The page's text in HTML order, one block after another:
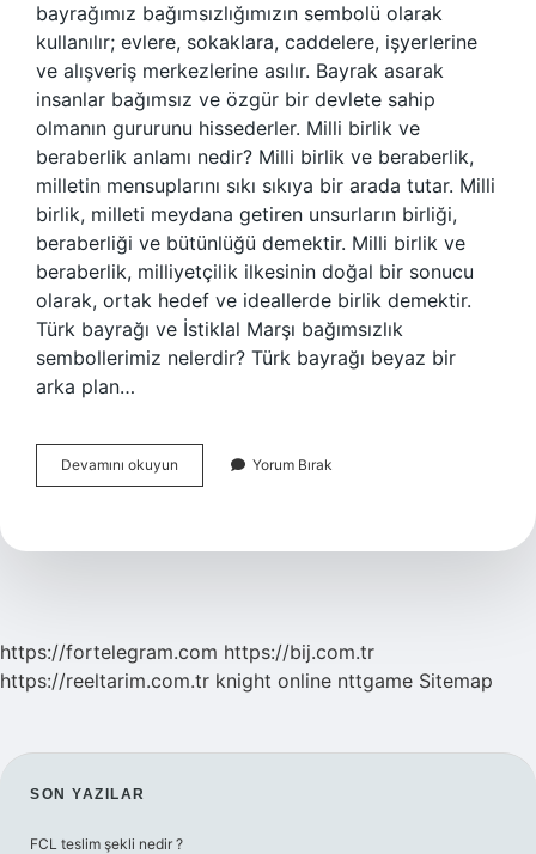
bayrağımız bağımsızlığımızın sembolü olarak
kullanılır; evlere, sokaklara, caddelere, işyerlerine
ve alışveriş merkezlerine asılır. Bayrak asarak
insanlar bağımsız ve özgür bir devlete sahip
olmanın gururunu hissederler. Milli birlik ve
beraberlik anlamı nedir? Milli birlik ve beraberlik,
milletin mensuplarını sıkı sıkıya bir arada tutar. Milli
birlik, milleti meydana getiren unsurların birliği,
beraberliği ve bütünlüğü demektir. Milli birlik ve
beraberlik, milliyetçilik ilkesinin doğal bir sonucu
olarak, ortak hedef ve ideallerde birlik demektir.
Türk bayrağı ve İstiklal Marşı bağımsızlık
sembollerimiz nelerdir? Türk bayrağı beyaz bir
arka plan…
Devamını okuyun
Birlik
Ve
Yorum Bırak
https://fortelegram.com https://bij.com.tr
https://reeltarim.com.tr knight online nttgame Sitemap
SIDEBAR
SON YAZILAR
FCL teslim şekli nedir ?